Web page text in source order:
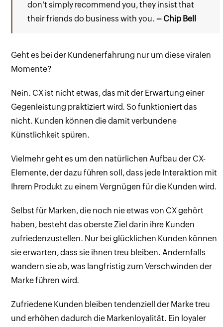
don't simply recommend you, they insist that
their friends do business with you.– Chip Bell
Geht es bei der Kundenerfahrung nur um diese viralen
Momente?
Nein. CX ist nicht etwas, das mit der Erwartung einer
Gegenleistung praktiziert wird. So funktioniert das
nicht. Kunden können die damit verbundene
Künstlichkeit spüren.
Vielmehr geht es um den natürlichen Aufbau der CX-
Elemente, der dazu führen soll, dass jede Interaktion mit
Ihrem Produkt zu einem Vergnügen für die Kunden wird.
Selbst für Marken, die noch nie etwas von CX gehört
haben, besteht das oberste Ziel darin ihre Kunden
zufriedenzustellen. Nur bei glücklichen Kunden können
sie erwarten, dass sie ihnen treu bleiben. Andernfalls
wandern sie ab, was langfristig zum Verschwinden der
Marke führen wird.
Zufriedene Kunden bleiben tendenziell der Marke treu
und erhöhen dadurch die Markenloyalität. Ein loyaler